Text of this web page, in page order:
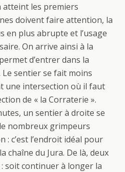
les premiers
doivent faire attention, la
en plus abrupte et l’usage
On arrive ainsi à la
d’entrer dans la
Le sentier se fait moins
une intersection où il faut
de « la Corraterie ».
un sentier à droite se
nombreux grimpeurs
: c’est l’endroit idéal pour
chaîne du Jura. De là, deux
soit continuer à longer la